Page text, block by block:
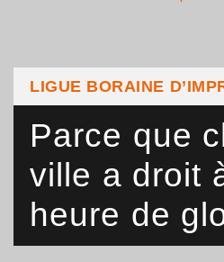
LIGUE BORAINE
Parce que
ville a droit
heure de